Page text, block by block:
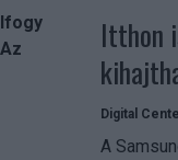
Itthon
Digital
A